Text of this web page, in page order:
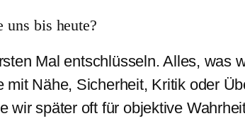
uns bis heute?
Mal entschlüsseln. Alles, was
Nähe, Sicherheit, Kritik oder
wir später oft für objektive